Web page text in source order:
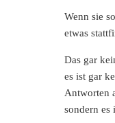
Wenn sie
etwas
Das gar
es ist gar
Antworten
sondern es